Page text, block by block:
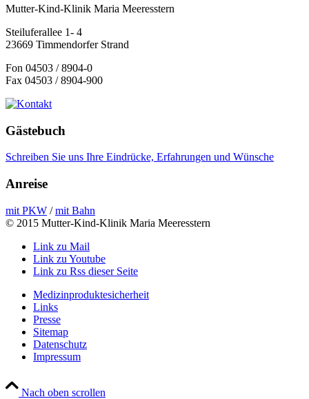
Mutter-Kind-Klinik Maria Meeresstern
Steiluferallee 1- 4
23669 Timmendorfer Strand
Fon 04503 / 8904-0
Fax 04503 / 8904-900
Gästebuch
Schreiben Sie uns Ihre Eindrücke, Erfahrungen und Wünsche
Anreise
mit PKW /mit Bahn
© 2015 Mutter-Kind-Klinik Maria Meeresstern
Link zu Mail
Link zu Youtube
Link zu Rss dieser Seite
Medizinproduktesicherheit
Links
Presse
Sitemap
Datenschutz
Impressum
Nach oben scrollen